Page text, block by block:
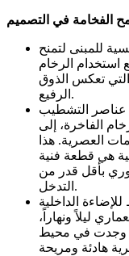
للمبنى لتمنح
استخدام الرخام
التي تعكس الذوق
الرفيع.
عناصر التشطيب
الفاخرة، إلى
العصرية. هذا
هي قطعة فنية
بأقل قدر من
التدخل.
الداخلية
ليلاً ونهاراً،
وجدت في محيط